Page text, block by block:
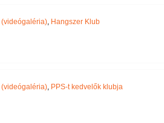
(videógaléria), Hangszer Klub
(videógaléria), PPS-t kedvelők klubja